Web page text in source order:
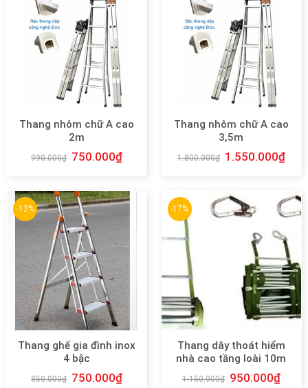
Thang nhôm chữ A cao
2m
990.000₫ 750.000₫
Thang nhôm chữ A cao
3,5m
1.800.000₫ 1.550.000₫
-12%
Thang ghế gia đình inox
4 bậc
850.000₫ 750.000₫
-17%
Thang dây thoát hiểm
nhà cao tầng loài 10m
1.150.000₫ 950.000₫